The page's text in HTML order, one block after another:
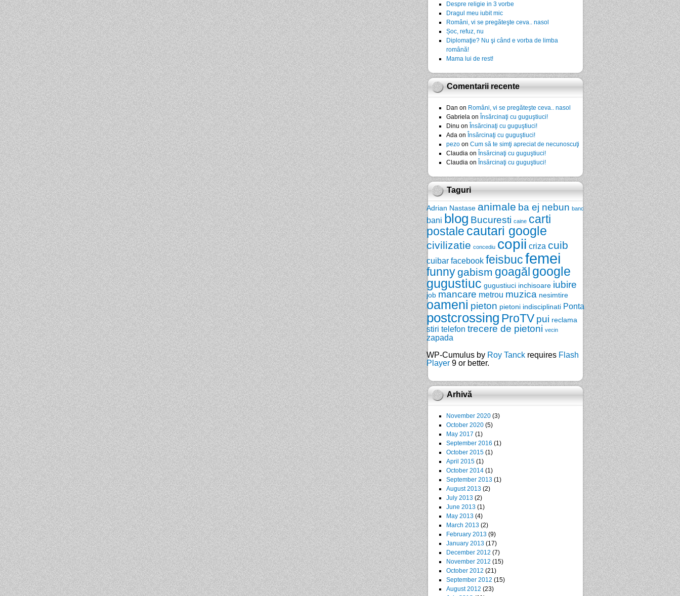
Despre religie in 3 vorbe
Dragul meu iubit mic
Români, vi se pregăteşte ceva.. nasol
Șoc, refuz, nu
Diplomaţie? Nu şi când e vorba de limba
română!
Mama lui de rest!
Comentarii recente
Dan on Români, vi se pregăteşte ceva.. nasol
Gabrielaon Însărcinaţi cu guguştiuci!
Dinu on Însărcinaţi cu guguştiuci!
Adaon Însărcinaţi cu guguştiuci!
pezoon Cum să te simţi apreciat de necunoscuţi
Claudiaon Însărcinaţi cu guguştiuci!
Claudiaon Însărcinaţi cu guguştiuci!
Taguri
Adrian Nastase animale ba ej nebun banc
bani blog Bucuresti caine carti
postale cautari google
civilizatie concediu copii criza cuib
cuibar facebook feisbucfemei
funnygabism goagăl google
gugustiuc gugustiuci inchisoare iubire
job mancare metrou muzica nesimtire
oameni pieton pietoni indisciplinati Ponta
postcrossing ProTV pui reclama
stiri telefon trecere de pietoni vecin
zapada
WP-Cumulus by Roy Tanck requires Flash
Player 9 or better.
Arhivă
November 2020(3)
October 2020(5)
May 2017 (1)
September 2016 (1)
October 2015(1)
April 2015(1)
October 2014(1)
September 2013(1)
August 2013(2)
July 2013(2)
June 2013(1)
May 2013(4)
March 2013(2)
February 2013(9)
January 2013(17)
December 2012 (7)
November 2012 (15)
October 2012 (21)
September 2012 (15)
August 2012 (23)